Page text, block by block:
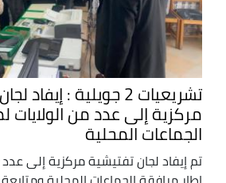
تشريعيات 2 جويلية : إيفاد
مركزية إلى عدد من الولايات
الجماعات المحلية
تم إيفاد لجان تفتيشية مركزية إلى عدد